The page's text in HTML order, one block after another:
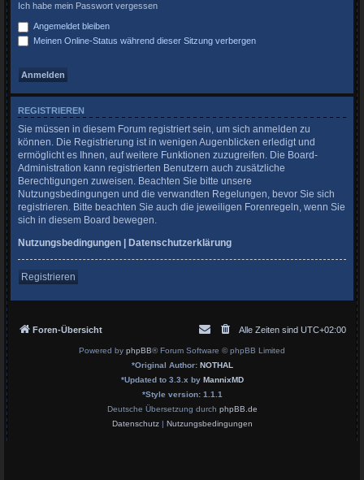
Ich habe mein Passwort vergessen
Angemeldet bleiben
Meinen Online-Status während dieser Sitzung verbergen
REGISTRIEREN
Sie müssen in diesem Forum registriert sein, um sich anmelden zu
können. Die Registrierung ist in wenigen Augenblicken erledigt und
ermöglicht es Ihnen, auf weitere Funktionen zuzugreifen. Die Board-
Administration kann registrierten Benutzern auch zusätzliche
Berechtigungen zuweisen. Beachten Sie bitte unsere
Nutzungsbedingungen und die verwandten Regelungen, bevor Sie sich
registrieren. Bitte beachten Sie auch die jeweiligen Forenregeln, wenn Sie
sich in diesem Board bewegen.
Nutzungsbedingungen | Datenschutzerklärung
Registrieren
Foren-Übersicht Alle Zeiten sind UTC+02:00
Powered by phpBB® Forum Software © phpBB Limited
*Original Author: NOTHAL
*Updated to 3.3.x by MannixMD
*Style version: 1.1.1
Deutsche Übersetzung durch phpBB.de
Datenschutz| Nutzungsbedingungen